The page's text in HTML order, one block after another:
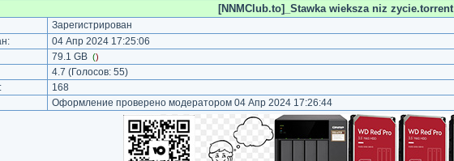
[NNMClub.to]_Stawka wieksza niz zycie.torrent
Зарегистрирован
04 Апр 2024 17:25:06
79.1 GB ()
4.7 (Голосов: 55)
168
Оформление проверено модератором 04 Апр 2024 17:26:44